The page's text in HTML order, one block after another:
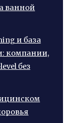
ванной
и база
компании,
без